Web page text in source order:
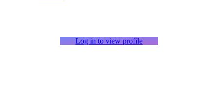
Log in to view profile